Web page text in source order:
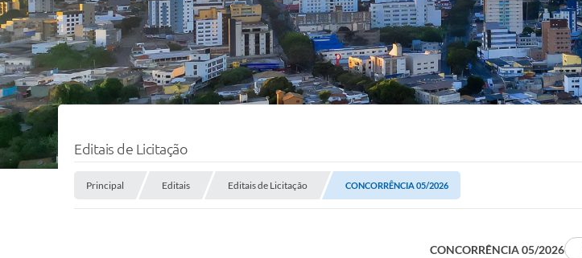
Editais de Licitação
Principal Editais Editais de Licitação CONCORRÊNCIA 05/2026
CONCORRÊNCIA 05/2026